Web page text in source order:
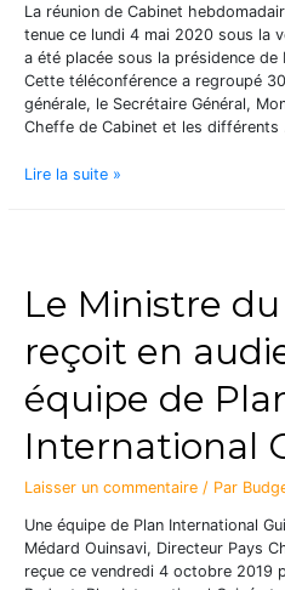
La réunion de Cabinet
tenue ce lundi 4 mai 2020 sous la
a été placée sous la présidence de
Cette téléconférence a regroupé
générale, le Secrétaire Général,
Cheffe de Cabinet et les différents
Lire la suite »
Le Ministre
reçoit en
équipe de
International
Laisser un commentaire / Par
Une équipe de Plan International
Médard Ouinsavi, Directeur Pays
reçue ce vendredi 4 octobre 2019